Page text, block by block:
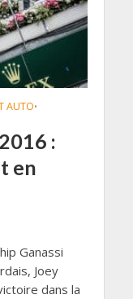
AUTO•
:
en
Ganassi
Joey
dans la